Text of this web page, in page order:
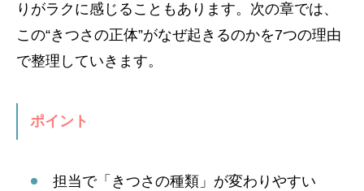
りがラクに感じることもあります。次の章では、
この“きつさの正体”がなぜ起きるのかを7つの理由
で整理していきます。
ポイント
担当で「きつさの種類」が変わりやすい